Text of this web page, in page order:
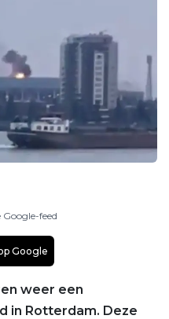
feed
Google
weer een
in Rotterdam. Deze